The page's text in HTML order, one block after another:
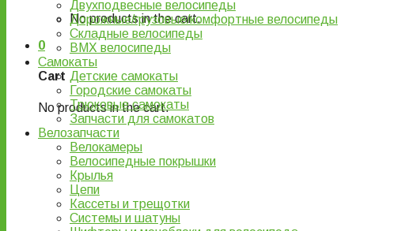
No products in the cart.
0
Cart
No products in the cart.
Двухподвесные велосипеды
Дорожные/грузовые/комфортные велосипеды
Складные велосипеды
BMX велосипеды
Самокаты
Детские самокаты
Городские самокаты
Трюковые самокаты
Запчасти для самокатов
Велозапчасти
Велокамеры
Велосипедные покрышки
Крылья
Цепи
Кассеты и трещотки
Системы и шатуны